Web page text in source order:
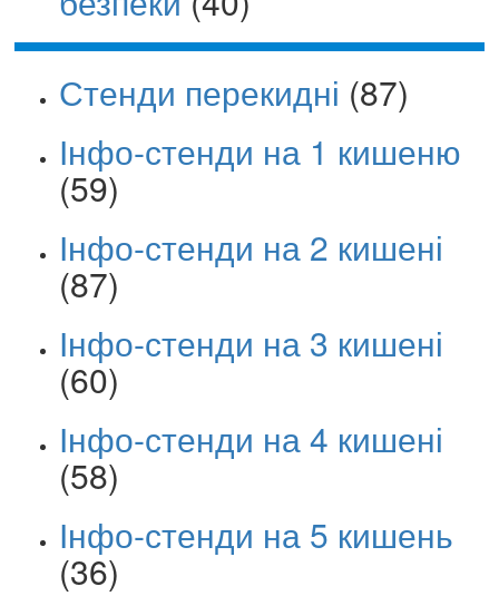
Стенди перекидні (87)
Інфо-стенди на 1 кишеню
(59)
Інфо-стенди на 2 кишені
(87)
Інфо-стенди на 3 кишені
(60)
Інфо-стенди на 4 кишені
(58)
Інфо-стенди на 5 кишень
(36)